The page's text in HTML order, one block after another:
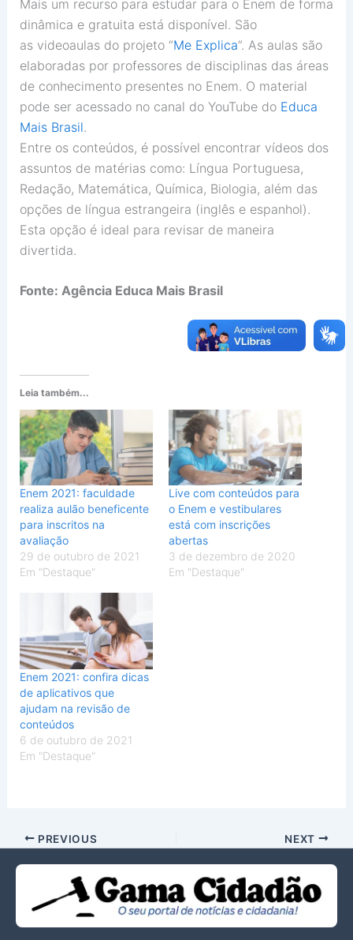
Mais um recurso para estudar para o Enem de forma
dinâmica e gratuita está disponível. São
as videoaulas do projeto “Me Explica”. As aulas são
elaboradas por professores de disciplinas das áreas
de conhecimento presentes no Enem. O material
pode ser acessado no canal do YouTube do Educa
Mais Brasil.
Entre os conteúdos, é possível encontrar vídeos dos
assuntos de matérias como: Língua Portuguesa,
Redação, Matemática, Química, Biologia, além das
opções de língua estrangeira (inglês e espanhol).
Esta opção é ideal para revisar de maneira
divertida.
Fonte: Agência Educa Mais Brasil
Leia também...
Enem 2021: faculdade
realiza aulão beneficente
para inscritos na
avaliação
29 de outubro de 2021
Em "Destaque"
Live com conteúdos para
o Enem e vestibulares
está com inscrições
abertas
3 de dezembro de 2020
Em "Destaque"
Enem 2021: confira dicas
de aplicativos que
ajudam na revisão de
conteúdos
6 de outubro de 2021
Em "Destaque"
PREVIOUS NEXT